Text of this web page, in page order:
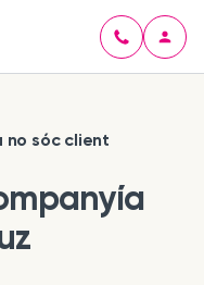
no sóc client